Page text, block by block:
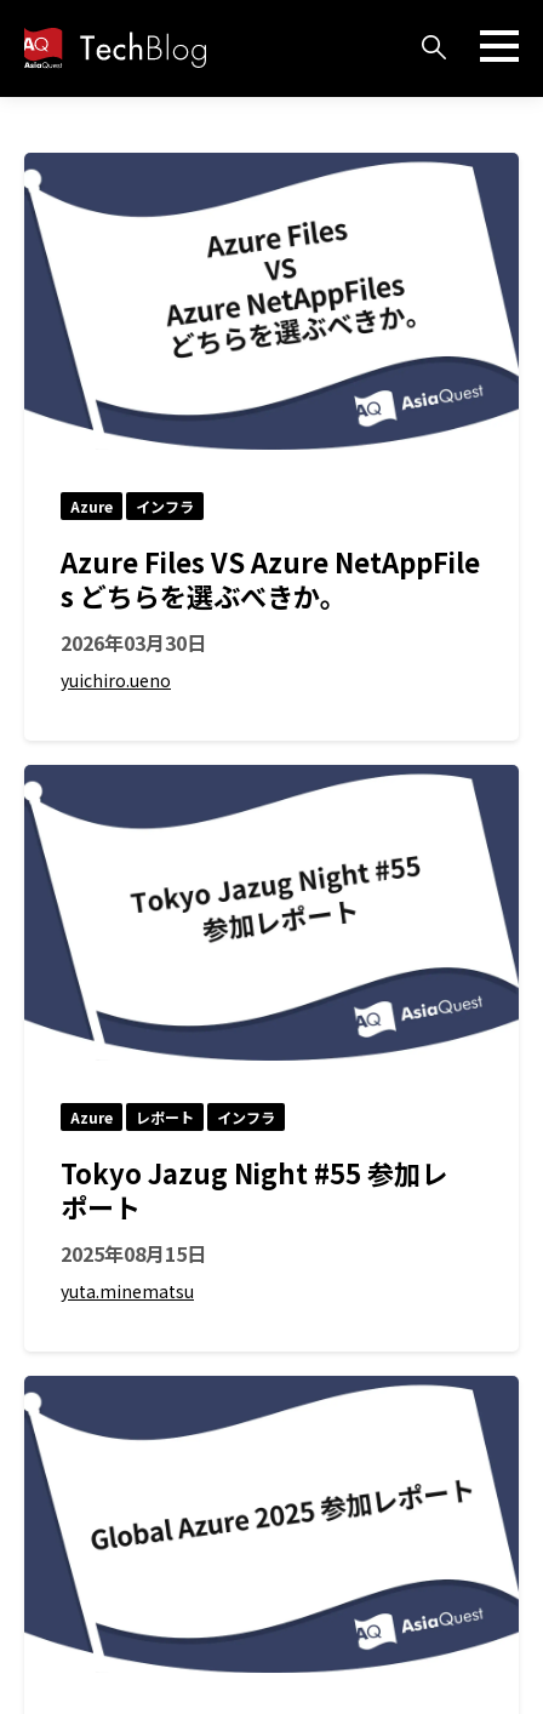
Azure インフラ
Azure Files VS Azure NetAppFile
s どちらを選ぶべきか。
2026年03月30日
yuichiro.ueno
Azure レポート インフラ
Tokyo Jazug Night #55 参加レ
ポート
2025年08月15日
yuta.minematsu